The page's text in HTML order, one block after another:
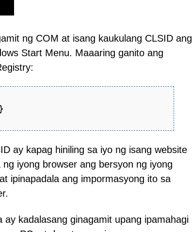
ng COM at isang kaukulang CLSID ang
Start Menu. Maaaring ganito ang
ay kapag hiniling sa iyo ng isang website
iyong browser ang bersyon ng iyong
ipinapadala ang impormasyong ito sa
kadalasang ginagamit upang ipamahagi